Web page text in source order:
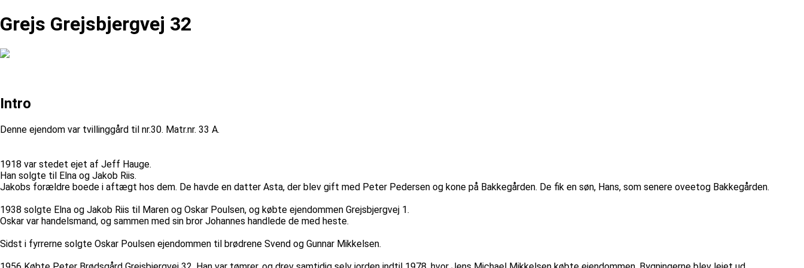
Grejs Grejsbjergvej 32
Intro
Denne ejendom var tvillinggård til nr.30. Matr.nr. 33 A.
1918 var stedet ejet af Jeff Hauge.
Han solgte til Elna og Jakob Riis.
Jakobs forældre boede i aftægt hos dem. De havde en datter Asta, der blev gift med Peter Pedersen og kone på Bakkegården. De fik en søn, Hans, som senere oveetog Bakkegården.
1938 solgte Elna og Jakob Riis til Maren og Oskar Poulsen, og købte ejendommen Grejsbjergvej 1.
Oskar var handelsmand, og sammen med sin bror Johannes handlede de med heste.
Sidst i fyrrerne solgte Oskar Poulsen ejendommen til brødrene Svend og Gunnar Mikkelsen.